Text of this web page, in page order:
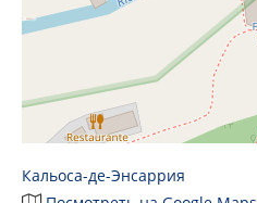
Кальоса-де-Энсаррия